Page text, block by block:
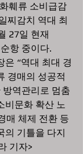
훼류 소비급감
찌감치 역대 최
27일 현재
항 중이다.
경매의 성공적
역관리로 멈춤
비문화 확산 노
매 체제 전환 등
의 기틀을 다지
기자>